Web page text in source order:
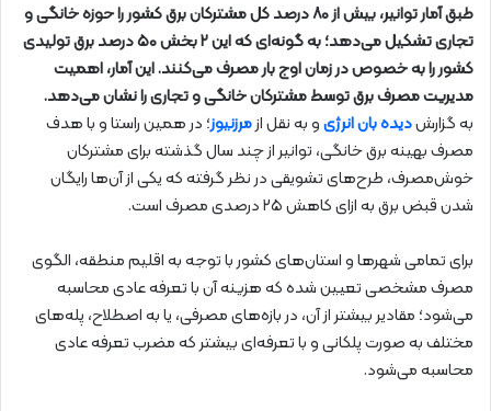
طبق آمار توانیر، بیش از ۸۰ درصد کل مشترکان برق کشور را حوزه خانگی و
تجاری تشکیل می‌دهد؛ به گونه‌ای که این ۲ بخش ۵۰ درصد برق تولیدی
کشور را به خصوص در زمان اوج بار مصرف می‌کنند. این آمار، اهمیت
مدیریت مصرف برق توسط مشترکان خانگی و تجاری را نشان می‌دهد.
به گزارشدیده بان انرژیو به نقل ازمرزنیوز؛ در همین راستا و با هدف
مصرف بهینه برق خانگی، توانیر از چند سال گذشته برای مشترکان
خوش‌مصرف، طرح‌های تشویقی در نظر گرفته که یکی از آن‌ها رایگان
شدن قبض برق به ازای کاهش ۲۵ درصدی مصرف است.
برای تمامی شهرها و استان‌های کشور با توجه به اقلیم منطقه، الگوی
مصرف مشخصی تعیین شده که هزینه آن با تعرفه عادی محاسبه
‌می‌شود؛ مقادیر بیشتر از آن، در بازه‌های مصرفی، یا به اصطلاح، پله‌های
مختلف به صورت پلکانی و با تعرفه‌ای بیشتر که مضرب تعرفه عادی
محاسبه می‌شود.